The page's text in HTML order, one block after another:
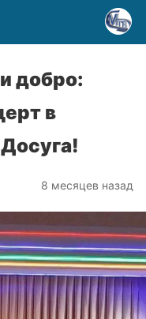
добро:
в
8 месяцев назад